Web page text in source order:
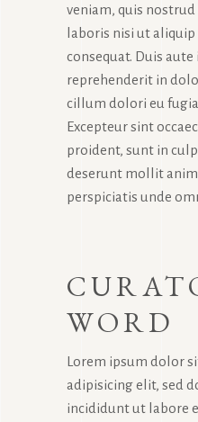
veniam, quis
laboris nisi ut
consequat. Duis
reprehenderit in
cillum dolori eu
Excepteur sint
proident, sunt in
deserunt mollit
perspiciatis unde
WORD
Lorem ipsum dolor
adipisicing elit, sed
incididunt ut labore